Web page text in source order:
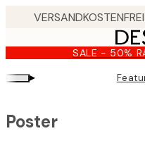
content.
SALE - 50%
▸
Poster